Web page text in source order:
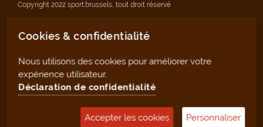
Copyright 2022 sport.brussels, tout droit réservé
Mentions légales
Déclaration de confidentialité
Plan du site
Outil de gestion (pour les clubs et infrastructures)
Cookies & confidentialité
Nous utilisons des cookies pour améliorer votre
expérience utilisateur.
Déclaration de confidentialité
Accepter les cookies Personnaliser